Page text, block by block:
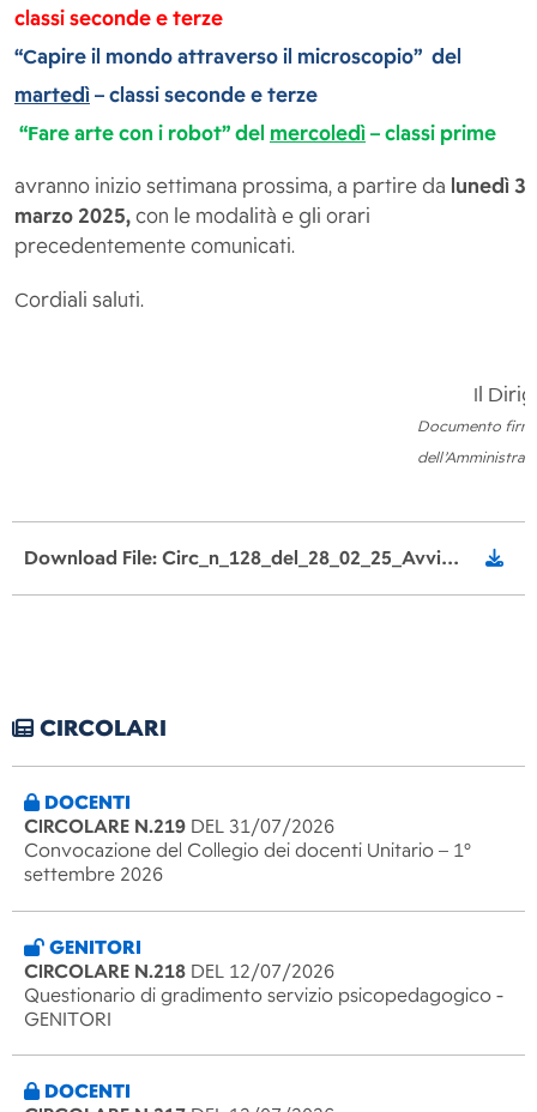
classi seconde e terze
“Capire il mondo attraverso il microscopio” del
martedì– classi seconde e terze
“Fare arte con i robot” del mercoledì– classi prime
avranno inizio settimana prossima, a partire da lunedì 3
marzo 2025,con le modalità e gli orari
precedentemente comunicati.
Cordiali saluti.
Il
Documento
Download File: Circ_n_128_del_28_02_25_Avvio_corsi_STEM.pdf
CIRCOLARI
DOCENTI
CIRCOLARE N.219 DEL 31/07/2026
Convocazione del Collegio dei docenti Unitario – 1°
settembre 2026
GENITORI
CIRCOLARE N.218 DEL 12/07/2026
Questionario di gradimento servizio psicopedagogico -
GENITORI
DOCENTI